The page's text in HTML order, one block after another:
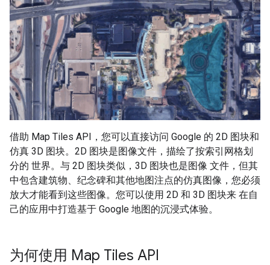
借助 Map Tiles API，您可以直接访问 Google 的 2D 图块和
仿真 3D 图块。2D 图块是图像文件，描绘了按索引网格划
分的 世界。与 2D 图块类似，3D 图块也是图像 文件，但其
中包含建筑物、纪念碑和其他地图注点的仿真图像，您必须
放大才能看到这些图像。您可以使用 2D 和 3D 图块来 在自
己的应用中打造基于 Google 地图的沉浸式体验。
为何使用 Map Tiles API